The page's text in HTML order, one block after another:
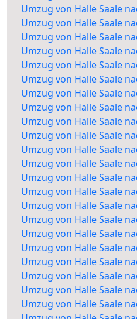
Umzug von Halle Saale
Umzug von Halle Saale
Umzug von Halle Saale
Umzug von Halle Saale
Umzug von Halle Saale
Umzug von Halle Saale
Umzug von Halle Saale
Umzug von Halle Saale
Umzug von Halle Saale
Umzug von Halle Saale
Umzug von Halle Saale
Umzug von Halle Saale
Umzug von Halle Saale
Umzug von Halle Saale
Umzug von Halle Saale
Umzug von Halle Saale
Umzug von Halle Saale
Umzug von Halle Saale
Umzug von Halle Saale
Umzug von Halle Saale
Umzug von Halle Saale
Umzug von Halle Saale